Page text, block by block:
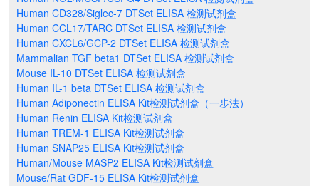
Human CD328/Siglec-7 DTSet ELISA 检测试剂盒
Human CCL17/TARC DTSet ELISA 检测试剂盒
Human CXCL6/GCP-2 DTSet ELISA 检测试剂盒
Mammalian TGF beta1 DTSet ELISA 检测试剂盒
Mouse IL-10 DTSet ELISA 检测试剂盒
Human IL-1 beta DTSet ELISA 检测试剂盒
Human Adiponectin ELISA Kit检测试剂盒（一步法）
Human Renin ELISA Kit检测试剂盒
Human TREM-1 ELISA Kit检测试剂盒
Human SNAP25 ELISA Kit检测试剂盒
Human/Mouse MASP2 ELISA Kit检测试剂盒
Mouse/Rat GDF-15 ELISA Kit检测试剂盒